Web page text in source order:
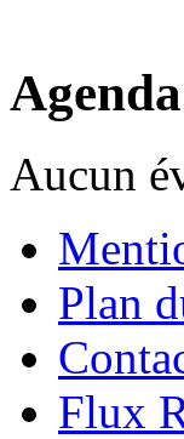
Agenda
Aucun
Plan
Flux